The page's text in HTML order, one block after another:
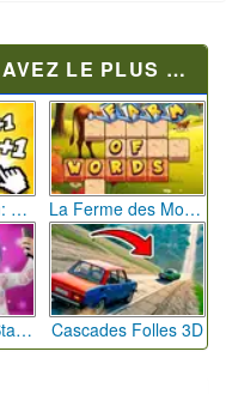
LE PLUS JOUÉ
Bébé Clic Italien: La Folie des Petits Bambins La Ferme des Mots - Cultivez votre Vocabulaire
Défi de Mode: Star du Podium Cascades Folles 3D